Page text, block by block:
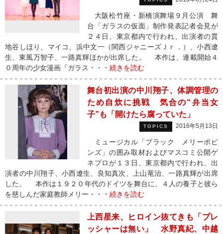
大阪松竹座・新橋演舞場９月公演 舞
台「ガラスの仮面」制作発表記者会見が
２４日、東京都内で行われ、出演者の貫
地谷しほり、マイコ、浜中文一（関西ジャニーズＪｒ．）、小西遼
生、東風万智子、一路真輝ほかが出席した。 本作は、連載開始４
０周年の少女漫画『ガラス・・・ 続きを読む
舞台初出演の中川翔子、体調管理の
ため自炊に挑戦 気合の“弁当女
子”も「開けたら腐っていた」
TOPICS 2016年5月13日
ミュージカル「ブラック メリーポピ
ンズ」の囲み取材およびマスコミ公開ゲ
ネプロが１３日、東京都内で行われ、出
演者の中川翔子、小西遼生、良知真次、上山竜治、一路真輝が出席
した。 本作は１９２０年代のドイツを舞台に、４人の養子と彼ら
を慈しんだ家庭教師メリー・・・ 続きを読む
上西星来、ヒロイン抜てきも「プレ
ッシャーは無い」 水野真紀、中越